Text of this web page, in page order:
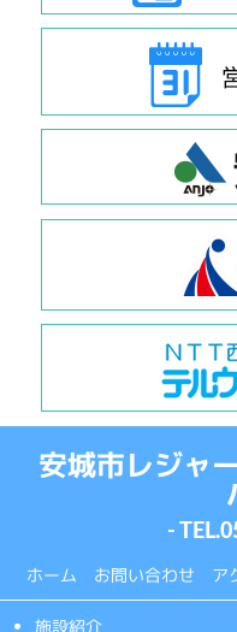
安城市レジャ
- TEL.
ホーム お問い合わせ ア
施設紹介